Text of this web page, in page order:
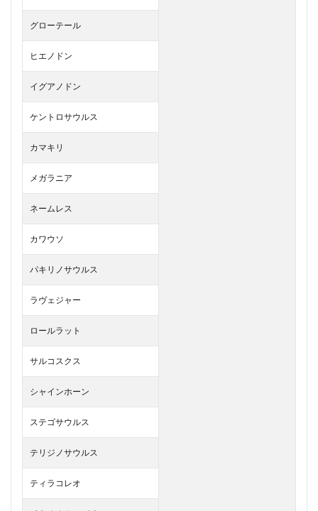
グローテール
ヒエノドン
イグアノドン
ケントロサウルス
カマキリ
メガラニア
ネームレス
カワウソ
パキリノサウルス
ラヴェジャー
ロールラット
サルコスクス
シャインホーン
ステゴサウルス
テリジノサウルス
ティラコレオ